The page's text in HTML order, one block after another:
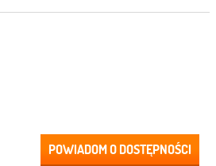
POWIADOM O DOSTĘPNOŚCI